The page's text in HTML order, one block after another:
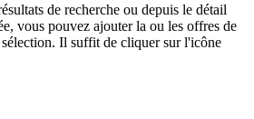
de recherche ou depuis le détail
vous pouvez ajouter la ou les offres de
Il suffit de cliquer sur l'icône